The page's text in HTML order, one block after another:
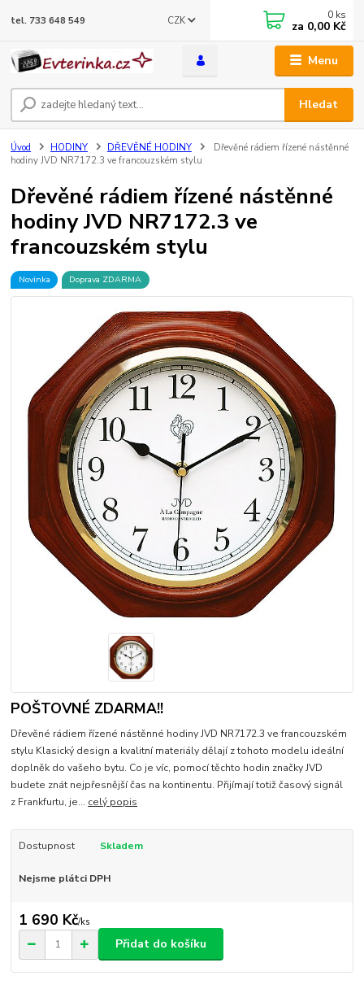
Menu
CZK
Hledat
tel. 733 648 549 0 ks
za 0,00 Kč
Úvod HODINY DŘEVĚNÉ HODINY
Dřevěné rádiem řízené nástěnné
hodiny JVD NR7172.3 ve francouzském stylu
Dřevěné rádiem řízené nástěnné
hodiny JVD NR7172.3 ve
francouzském stylu
Novinka Doprava ZDARMA
POŠTOVNÉ ZDARMA!!
Dřevěné rádiem řízené nástěnné hodiny JVD NR7172.3 ve francouzském
stylu Klasický design a kvalitní materiály dělají z tohoto modelu ideální
doplněk do vašeho bytu. Co je víc, pomocí těchto hodin značky JVD
budete znát nejpřesnější čas na kontinentu. Přijímají totiž časový signál
z Frankfurtu, je... celý popis
Dostupnost Skladem
Nejsme plátci DPH
1 690 Kč/ks
Přidat do košíku